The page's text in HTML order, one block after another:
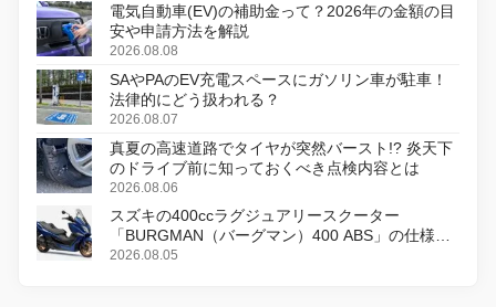
電気自動車(EV)の補助金って？2026年の金額の目
安や申請方法を解説
2026.08.08
SAやPAのEV充電スペースにガソリン車が駐車！
法律的にどう扱われる？
2026.08.07
真夏の高速道路でタイヤが突然バースト!? 炎天下
のドライブ前に知っておくべき点検内容とは
2026.08.06
スズキの400ccラグジュアリースクーター
「BURGMAN（バーグマン）400 ABS」の仕様を
変更し、8月18日に発売
2026.08.05